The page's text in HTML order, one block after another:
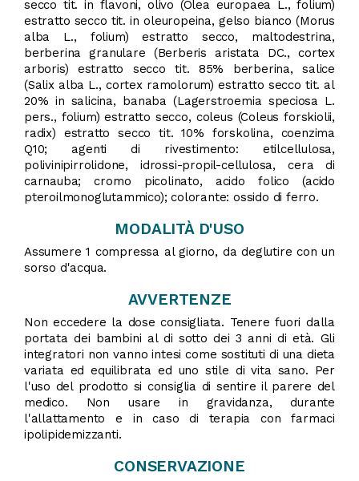
secco tit. in flavoni, olivo (Olea europaea L., folium)
estratto secco tit. in oleuropeina, gelso bianco (Morus
alba L., folium) estratto secco, maltodestrina,
berberina granulare (Berberis aristata DC., cortex
arboris) estratto secco tit. 85% berberina, salice
(Salix alba L., cortex ramolorum) estratto secco tit. al
20% in salicina, banaba (Lagerstroemia speciosa L.
pers., folium) estratto secco, coleus (Coleus forskiolii,
radix) estratto secco tit. 10% forskolina, coenzima
Q10; agenti di rivestimento: etilcellulosa,
polivinipirrolidone, idrossi-propil-cellulosa, cera di
carnauba; cromo picolinato, acido folico (acido
pteroilmonoglutammico); colorante: ossido di ferro.
MODALITÀ D'USO
Assumere 1 compressa al giorno, da deglutire con un
sorso d'acqua.
AVVERTENZE
Non eccedere la dose consigliata. Tenere fuori dalla
portata dei bambini al di sotto dei 3 anni di età. Gli
integratori non vanno intesi come sostituti di una dieta
variata ed equilibrata ed uno stile di vita sano. Per
l'uso del prodotto si consiglia di sentire il parere del
medico. Non usare in gravidanza, durante
l'allattamento e in caso di terapia con farmaci
ipolipidemizzanti.
CONSERVAZIONE